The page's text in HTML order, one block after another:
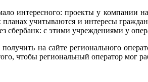
интересного: проекты у компании
планах учитываются и интересы
сбербанк: с этими учреждениями у
на сайте регионального
чтобы региональный оператор мог